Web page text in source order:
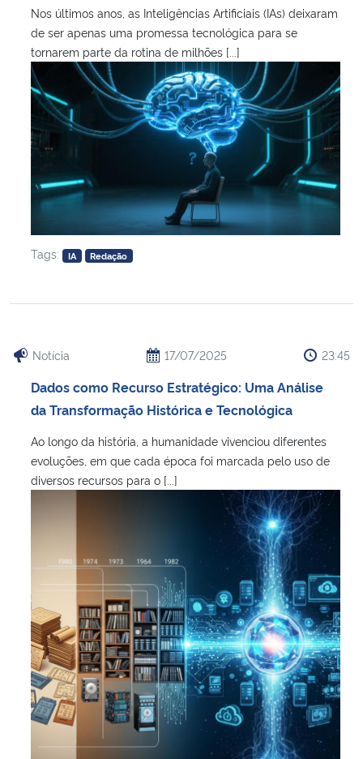
Nos últimos anos, as Inteligências Artificiais (IAs) deixaram
de ser apenas uma promessa tecnológica para se
tornarem parte da rotina de milhões [...]
Tags: IA Redação
Notícia 17/07/2025 23:45
Dados como Recurso Estratégico: Uma Análise
da Transformação Histórica e Tecnológica
Ao longo da história, a humanidade vivenciou diferentes
evoluções, em que cada época foi marcada pelo uso de
diversos recursos para o [...]